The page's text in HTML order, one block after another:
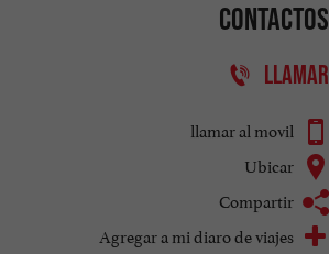
Contactos
LLAMAR
llamar al movil
Ubicar
Compartir
Agregar a mi diaro de viajes